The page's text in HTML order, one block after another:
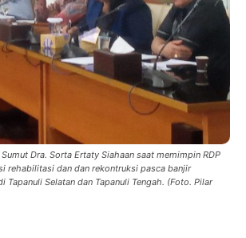
Dra. Sorta Ertaty Siahaan saat memimpin RDP
rehabilitasi dan dan rekontruksi pasca banjir
Tapanuli Selatan dan Tapanuli Tengah. (Foto. Pilar